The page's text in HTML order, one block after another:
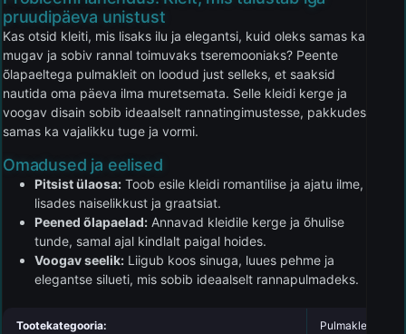
pruudipäeva unistust
Kas otsid kleiti, mis lisaks ilu ja elegantsi, kuid oleks samas ka
mugav ja sobiv rannal toimuvaks tseremooniaks? Peente
õlapaeltega pulmakleit on loodud just selleks, et saaksid
nautida oma päeva ilma muretsemata. Selle kleidi kerge ja
voogav disain sobib ideaalselt rannatingimustesse, pakkudes
samas ka vajalikku tuge ja vormi.
Omadused ja eelised
Pitsist ülaosa: Toob esile kleidi romantilise ja ajatu ilme,
lisades naiselikkust ja graatsiat.
Peened õlapaelad: Annavad kleidile kerge ja õhulise
tunde, samal ajal kindlalt paigal hoides.
Voogav seelik: Liigub koos sinuga, luues pehme ja
elegantse silueti, mis sobib ideaalselt rannapulmadeks.
Tootekategooria: Pulmakleidid